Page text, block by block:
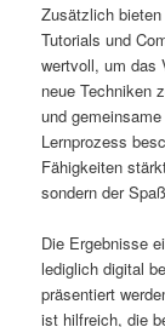
Zusätzlich
Tutorials und
wertvoll, um das
neue Techniken
und
Lernprozess
Fähigkeiten
sondern der
Die Ergebnisse
lediglich digital
präsentiert
ist hilfreich, die